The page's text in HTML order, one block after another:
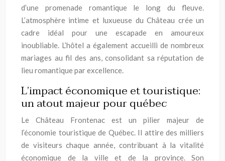
d’une promenade romantique le long du fleuve.
L’atmosphère intime et luxueuse du Château crée un
cadre idéal pour une escapade en amoureux
inoubliable. L’hôtel a également accueilli de nombreux
mariages au fil des ans, consolidant sa réputation de
lieu romantique par excellence.
L’impact économique et touristique:
un atout majeur pour québec
Le Château Frontenac est un pilier majeur de
l’économie touristique de Québec. Il attire des milliers
de visiteurs chaque année, contribuant à la vitalité
économique de la ville et de la province. Son